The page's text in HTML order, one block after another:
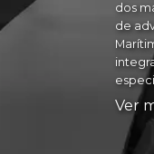
dos
de
Ver